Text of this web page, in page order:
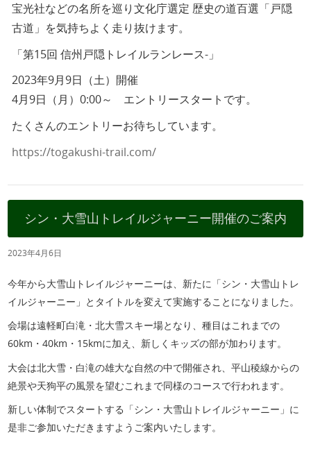
宝光社などの名所を巡り文化庁選定 歴史の道百選「戸隠
古道」を気持ちよく走り抜けます。
「第15回 信州戸隠トレイルランレース-」
2023年9月9日（土）開催
4月9日（月）0:00～ エントリースタートです。
たくさんのエントリーお待ちしています。
https://togakushi-trail.com/
シン・大雪山トレイルジャーニー開催のご案内
2023年4月6日
今年から大雪山トレイルジャーニーは、新たに「シン・大雪山トレ
イルジャーニー」とタイトルを変えて実施することになりました。
会場は遠軽町白滝・北大雪スキー場となり、種目はこれまでの
60km・40km・15kmに加え、新しくキッズの部が加わります。
大会は北大雪・白滝の雄大な自然の中で開催され、平山稜線からの
絶景や天狗平の風景を望むこれまで同様のコースで行われます。
新しい体制でスタートする「シン・大雪山トレイルジャーニー」に
是非ご参加いただきますようご案内いたします。